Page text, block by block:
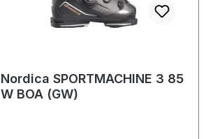
Nordica SPORTMACHINE 3 85
W BOA (GW)